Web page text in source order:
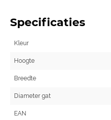
Specificaties
Kleur
Hoogte
Breedte
Diameter gat
EAN